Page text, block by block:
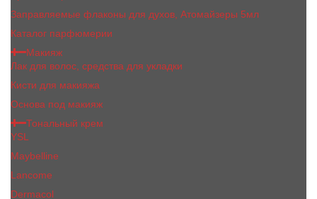
Заправляемые флаконы для духов, Атомайзеры 5мл
Каталог парфюмерии
Макияж
Лак для волос, средства для укладки
Кисти для макияжа
Основа под макияж
Тональный крем
YSL
Maybelline
Lancome
Dermacol